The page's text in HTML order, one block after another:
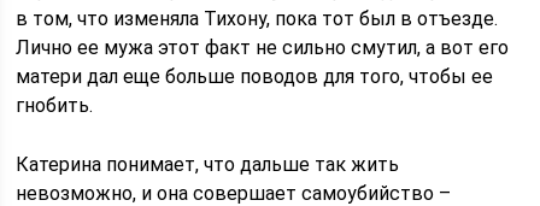
в том, что изменяла Тихону, пока тот был в отъезде.
Лично ее мужа этот факт не сильно смутил, а вот его
матери дал еще больше поводов для того, чтобы ее
гнобить.
Катерина понимает, что дальше так жить
невозможно, и она совершает самоубийство –